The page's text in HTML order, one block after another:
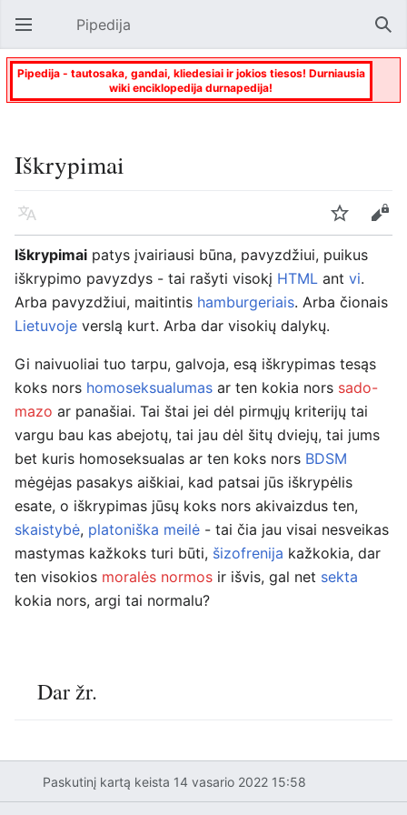
Atverti pagrindinį meniu Pipedija
Pipedija - tautosaka, gandai, kliedesiai ir jokios tiesos! Durniausia
wiki enciklopedija durnapedija!
Iškrypimai
Kalba Stebėti
Keisti
Iškrypimai patys įvairiausi būna, pavyzdžiui, puikus
iškrypimo pavyzdys - tai rašyti visokį HTML ant vi.
Arba pavyzdžiui, maitintis hamburgeriais. Arba čionais
Lietuvoje verslą kurt. Arba dar visokių dalykų.
Gi naivuoliai tuo tarpu, galvoja, esą iškrypimas tesąs
koks nors homoseksualumas ar ten kokia nors sado-
mazo ar panašiai. Tai štai jei dėl pirmųjų kriterijų tai
vargu bau kas abejotų, tai jau dėl šitų dviejų, tai jums
bet kuris homoseksualas ar ten koks nors BDSM
mėgėjas pasakys aiškiai, kad patsai jūs iškrypėlis
esate, o iškrypimas jūsų koks nors akivaizdus ten,
skaistybė, platoniška meilė - tai čia jau visai nesveikas
mastymas kažkoks turi būti, šizofrenija kažkokia, dar
ten visokios moralės normos ir išvis, gal net sekta
kokia nors, argi tai normalu?
Dar žr.
Paskutinį kartą keista 14 vasario 2022 15:58